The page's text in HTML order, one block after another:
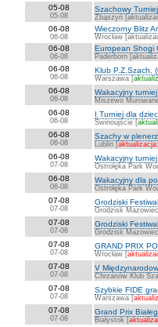
05-08
05-08
Szachowy
Zbąszyń
06-08
06-08
Wieczorny Blitz
Wrocław
06-08
06-08
European Shogi
Paderborn
06-08
06-08
Klub P.Z.Szach.
Warszawa [
06-08
06-08
Wakacyjny turniej
Miszewo
06-08
06-08
I Turniej dla
Świnoujście [
06-08
06-08
Szachy w
Lublin [
06-08
07-08
Wakacyjny
Ostrołęka Park
06-08
06-08
Wakacyjny dla
Ostrołęka Park
07-08
07-08
Grodziski
Grodzisk
07-08
07-08
Grodziski
Grodzisk
07-08
07-08
GRAND PRIX
Wrocław [
07-08
07-08
V
Chrzanów Klub
07-08
07-08
Szybkie FIDE
Warszawa [
07-08
07-08
Grand Prix
Białystok [